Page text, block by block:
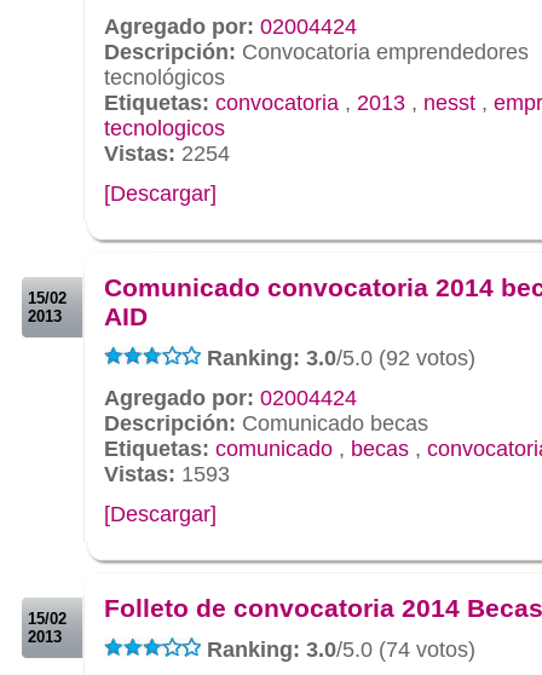
Agregado por: 02004424
Descripción: Convocatoria emprendedores
tecnológicos
Etiquetas: convocatoria , 2013 , nesst ,
tecnologicos
Vistas: 2254
[Descargar]
15/02
2013
Comunicado convocatoria 2014
AID
Ranking: 3.0/5.0 (92 votos)
Agregado por: 02004424
Descripción: Comunicado becas
Etiquetas: comunicado , becas ,
Vistas: 1593
[Descargar]
15/02
2013
Folleto de convocatoria 2014 Becas
Ranking: 3.0/5.0 (74 votos)